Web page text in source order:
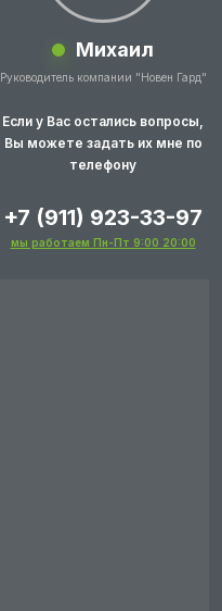
Михаил
Руководитель компании "Новен Гард"
Если у Вас остались вопросы,
Вы можете задать их мне по
телефону
+7 (911) 923-33-97
мы работаем Пн-Пт 9:00 20:00